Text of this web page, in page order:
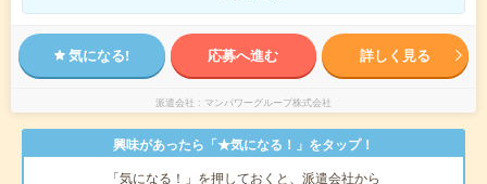
気になる! 応募へ進む 詳しく見る
派遣会社 マンパワーグループ株式会社
興味があったら「★気になる！」をタップ！
「気になる！」を押しておくと、派遣会社から